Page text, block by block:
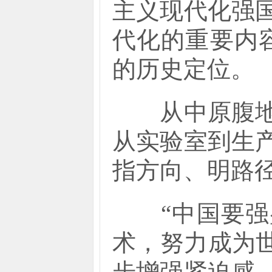
主义现代化强
代化的重要内
的历史定位。
从中原腹地
从实验室到生
指方向、明路
“中国要强
术，努力成为